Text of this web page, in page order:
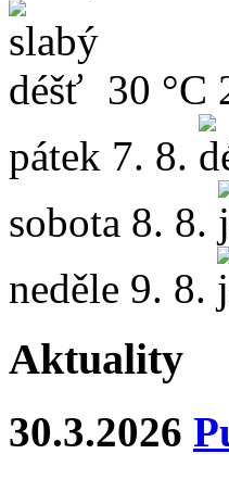
30 °C
pátek 7. 8.
sobota 8. 8.
neděle 9. 8.
Aktuality
30.3.2026